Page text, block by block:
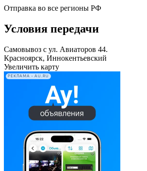
Отправка во все регионы РФ
Условия передачи
Самовывоз с ул. Авиаторов 44.
Красноярск, Иннокентьевский
Увеличить карту
РЕКЛАМА • AU.RU